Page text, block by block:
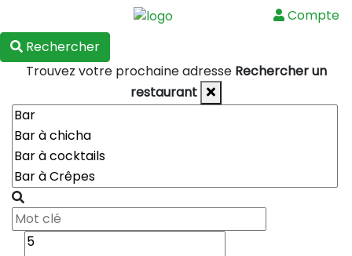
Compte
Rechercher
Trouvez votre prochaine adresse Rechercher un
restaurant